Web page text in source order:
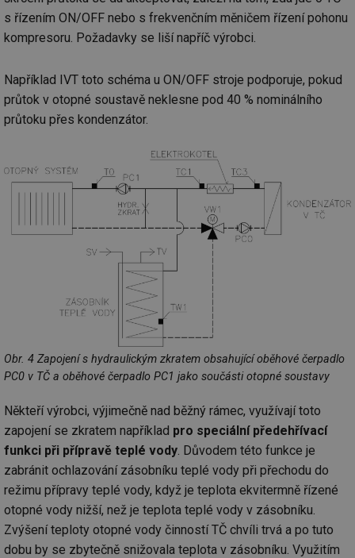
s řízením ON/OFF nebo s frekvenčním měničem řízení pohonu
kompresoru. Požadavky se liší napříč výrobci.
Například IVT toto schéma u ON/OFF stroje podporuje, pokud
průtok v otopné soustavě neklesne pod 40 % nominálního
průtoku přes kondenzátor.
Obr. 4 Zapojení s hydraulickým zkratem obsahující oběhové čerpadlo
PC0 v TČ a oběhové čerpadlo PC1 jako součásti otopné soustavy
Někteří výrobci, výjimečně nad běžný rámec, využívají toto
zapojení se zkratem například pro speciální předehřívací
funkci při přípravě teplé vody. Důvodem této funkce je
zabránit ochlazování zásobníku teplé vody při přechodu do
režimu přípravy teplé vody, když je teplota ekvitermně řízené
otopné vody nižší, než je teplota teplé vody v zásobníku.
Zvýšení teploty otopné vody činností TČ chvíli trvá a po tuto
dobu by se zbytečně snižovala teplota v zásobníku. Využitím